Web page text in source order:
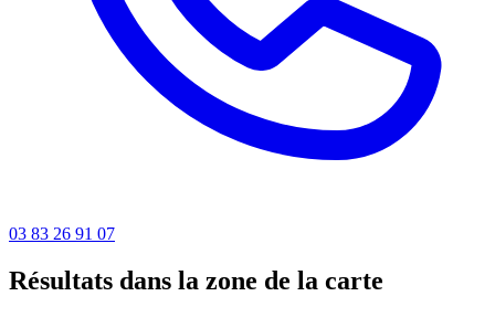
03 83 26 91 07
Résultats dans la zone de la carte